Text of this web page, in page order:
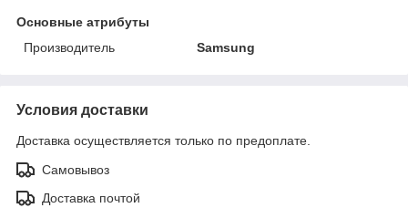
Основные атрибуты
Производитель
Samsung
Условия доставки
Доставка осуществляется только по предоплате.
Самовывоз
Доставка почтой